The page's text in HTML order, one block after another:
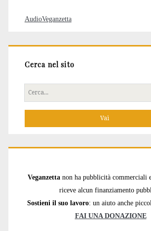
AudioVeganzetta
Cerca nel sito
Cerca
per:
Veganzetta non ha pubblicità commerciali
riceve alcun finanziamento
Sostieni il suo lavoro: un aiuto anche
FAI UNA DONAZIONE